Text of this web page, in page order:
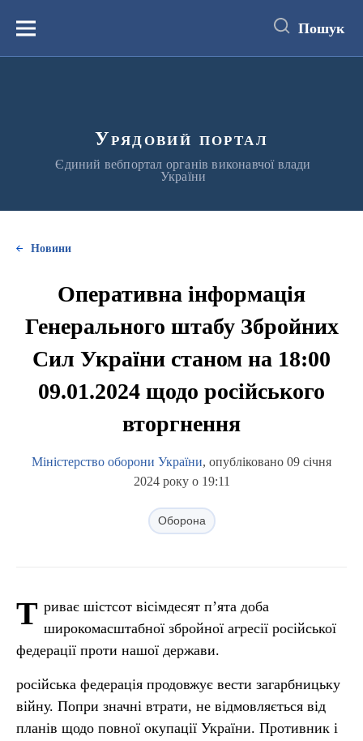
вмістуМеню Пошук
Урядовий портал
Єдиний вебпортал органів виконавчої влади
України
Новини
Оперативна інформація
Генерального штабу Збройних
Сил України станом на 18:00
09.01.2024 щодо російського
вторгнення
Міністерство оборони України, опубліковано 09 січня
2024 року о 19:11
Оборона
Т риває шістсот вісімдесят п’ята доба
широкомасштабної збройної агресії російської
федерації проти нашої держави.
російська федерація продовжує вести загарбницьку
війну. Попри значні втрати, не відмовляється від
планів щодо повної окупації України. Противник і